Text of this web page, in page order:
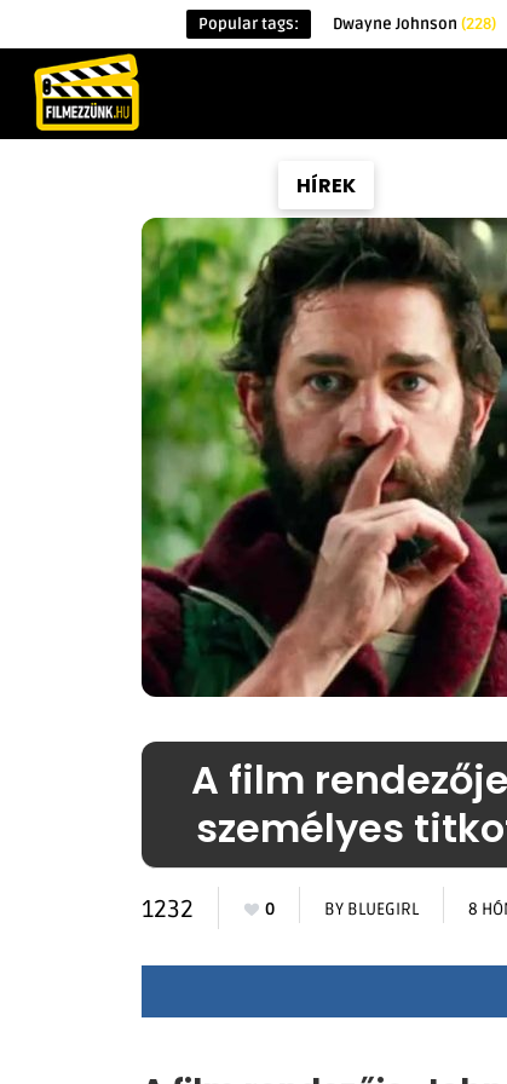
Popular tags: Dwayne Johnson (228)
HÍREK
A film
személyes
1232 0 BY BLUEGIRL 8